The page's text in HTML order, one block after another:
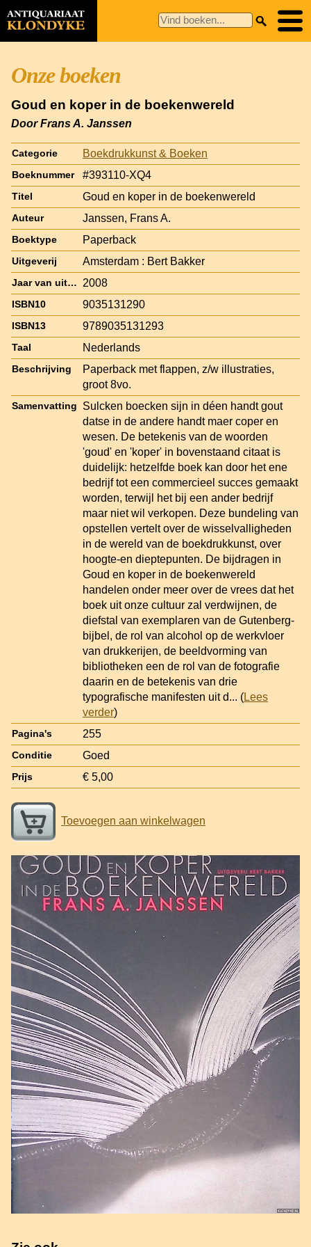
Onze boeken
Goud en koper in de boekenwereld
Door Frans A. Janssen
Categorie Boekdrukkunst & Boeken
Boeknummer #393110-XQ4
Titel Goud en koper in de boekenwereld
Auteur Janssen, Frans A.
Boektype Paperback
Uitgeverij Amsterdam : Bert Bakker
Jaar van uitgave 2008
ISBN10 9035131290
ISBN13 9789035131293
Taal Nederlands
Beschrijving
Paperback met flappen, z/w illustraties,
groot 8vo.
Samenvatting
Sulcken boecken sijn in déen handt gout
datse in de andere handt maer coper en
wesen. De betekenis van de woorden
'goud' en 'koper' in bovenstaand citaat is
duidelijk: hetzelfde boek kan door het ene
bedrijf tot een commercieel succes gemaakt
worden, terwijl het bij een ander bedrijf
maar niet wil verkopen. Deze bundeling van
opstellen vertelt over de wisselvalligheden
in de wereld van de boekdrukkunst, over
hoogte-en dieptepunten. De bijdragen in
Goud en koper in de boekenwereld
handelen onder meer over de vrees dat het
boek uit onze cultuur zal verdwijnen, de
diefstal van exemplaren van de Gutenberg-
bijbel, de rol van alcohol op de werkvloer
van drukkerijen, de beeldvorming van
bibliotheken een de rol van de fotografie
daarin en de betekenis van drie
typografische manifesten uit d... (Lees
verder)
Pagina's 255
Conditie Goed
Prijs € 5,00
Toevoegen aan winkelwagen